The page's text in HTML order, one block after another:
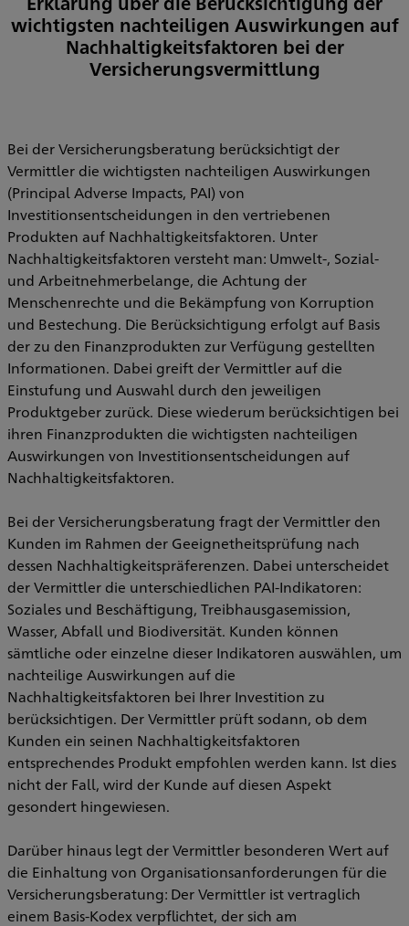
wichtigsten nachteiligen Auswirkungen auf
Nachhaltigkeitsfaktoren bei der
Versicherungsvermittlung
Bei der Versicherungsberatung berücksichtigt der
Vermittler die wichtigsten nachteiligen Auswirkungen
(Principal Adverse Impacts, PAI) von
Investitionsentscheidungen in den vertriebenen
Produkten auf Nachhaltigkeitsfaktoren. Unter
Nachhaltigkeitsfaktoren versteht man: Umwelt-, Sozial-
und Arbeitnehmerbelange, die Achtung der
Menschenrechte und die Bekämpfung von Korruption
und Bestechung. Die Berücksichtigung erfolgt auf Basis
der zu den Finanzprodukten zur Verfügung gestellten
Informationen. Dabei greift der Vermittler auf die
Einstufung und Auswahl durch den jeweiligen
Produktgeber zurück. Diese wiederum berücksichtigen bei
ihren Finanzprodukten die wichtigsten nachteiligen
Auswirkungen von Investitionsentscheidungen auf
Nachhaltigkeitsfaktoren.
Bei der Versicherungsberatung fragt der Vermittler den
Kunden im Rahmen der Geeignetheitsprüfung nach
dessen Nachhaltigkeitspräferenzen. Dabei unterscheidet
der Vermittler die unterschiedlichen PAI-Indikatoren:
Soziales und Beschäftigung, Treibhausgasemission,
Wasser, Abfall und Biodiversität. Kunden können
sämtliche oder einzelne dieser Indikatoren auswählen, um
nachteilige Auswirkungen auf die
Nachhaltigkeitsfaktoren bei Ihrer Investition zu
berücksichtigen. Der Vermittler prüft sodann, ob dem
Kunden ein seinen Nachhaltigkeitsfaktoren
entsprechendes Produkt empfohlen werden kann. Ist dies
nicht der Fall, wird der Kunde auf diesen Aspekt
gesondert hingewiesen.
Darüber hinaus legt der Vermittler besonderen Wert auf
die Einhaltung von Organisationsanforderungen für die
Versicherungsberatung: Der Vermittler ist vertraglich
einem Basis-Kodex verpflichtet, der sich am